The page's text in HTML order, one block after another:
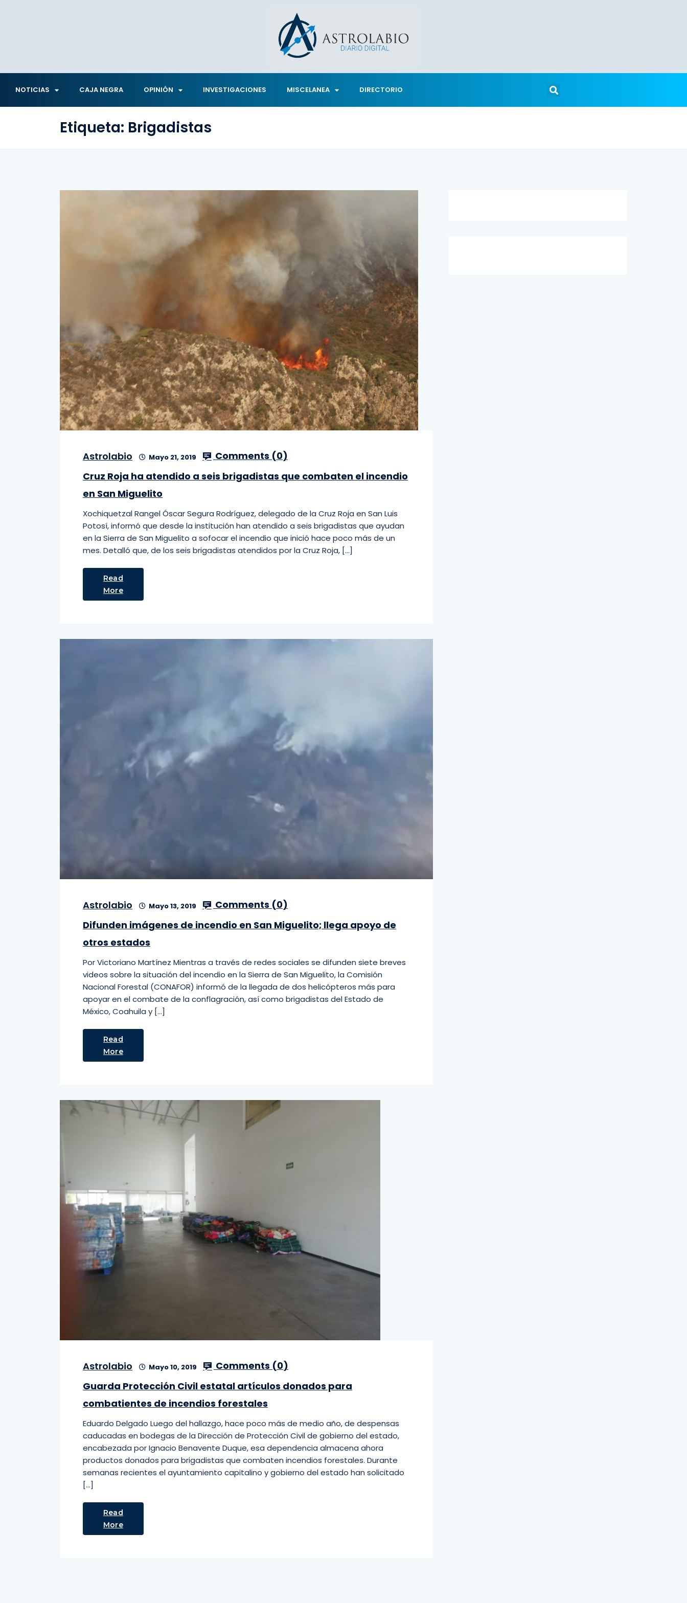
NOTICIAS CAJA NEGRA OPINIÓN INVESTIGACIONES MISCELANEA DIRECTORIO
Etiqueta: Brigadistas
Astrolabio Mayo 21, 2019 Comments (0)
Cruz Roja ha atendido a seis brigadistas que combaten el incendio
en San Miguelito
Xochiquetzal Rangel Óscar Segura Rodríguez, delegado de la Cruz Roja en San Luis
Potosí, informó que desde la institución han atendido a seis brigadistas que ayudan
en la Sierra de San Miguelito a sofocar el incendio que inició hace poco más de un
mes. Detalló que, de los seis brigadistas atendidos por la Cruz Roja, […]
Read
More
Astrolabio Mayo 13, 2019 Comments (0)
Difunden imágenes de incendio en San Miguelito; llega apoyo de
otros estados
Por Victoriano Martínez Mientras a través de redes sociales se difunden siete breves
videos sobre la situación del incendio en la Sierra de San Miguelito, la Comisión
Nacional Forestal (CONAFOR) informó de la llegada de dos helicópteros más para
apoyar en el combate de la conflagración, así como brigadistas del Estado de
México, Coahuila y […]
Read
More
Astrolabio Mayo 10, 2019 Comments (0)
Guarda Protección Civil estatal artículos donados para
combatientes de incendios forestales
Eduardo Delgado Luego del hallazgo, hace poco más de medio año, de despensas
caducadas en bodegas de la Dirección de Protección Civil de gobierno del estado,
encabezada por Ignacio Benavente Duque, esa dependencia almacena ahora
productos donados para brigadistas que combaten incendios forestales. Durante
semanas recientes el ayuntamiento capitalino y gobierno del estado han solicitado
[…]
Read
More